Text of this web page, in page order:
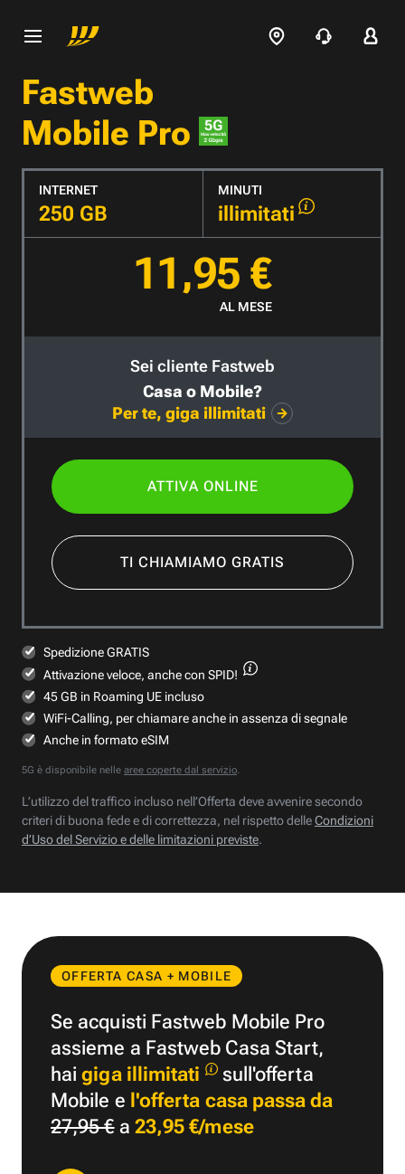
Fastweb
Mobile Pro
INTERNET
250 GB
MINUTI
illimitati
11,95 €
AL MESE
Sei cliente Fastweb
Casa o Mobile?
Per te, giga illimitati
ATTIVA ONLINE
TI CHIAMIAMO GRATIS
Spedizione GRATIS
Attivazione veloce, anche con SPID!
45 GB in Roaming UE incluso
WiFi-Calling, per chiamare anche in assenza di segnale
Anche in formato eSIM
5G è disponibile nelle aree coperte dal servizio.
L’utilizzo del traffico incluso nell’Offerta deve avvenire secondo
criteri di buona fede e di correttezza, nel rispetto delleCondizioni
d’Uso del Servizio e delle limitazioni previste.
OFFERTA CASA + MOBILE
Se acquisti Fastweb Mobile Pro
assieme a Fastweb Casa Start,
haigiga illimitati
sull'offerta
Mobile e l'offerta casa passa da
27,95 €a 23,95 €/mese